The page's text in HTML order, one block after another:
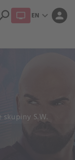
EN expand_more person
S.W.